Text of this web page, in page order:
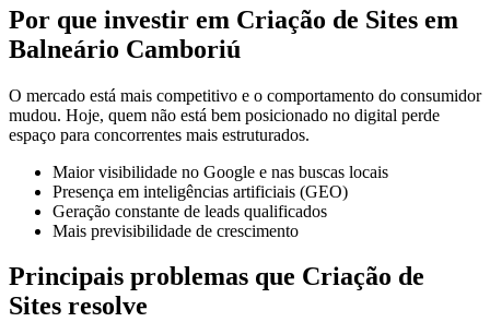
Por que investir em Criação de Sites em
Balneário Camboriú
O mercado está mais competitivo e o comportamento do consumidor
mudou. Hoje, quem não está bem posicionado no digital perde
espaço para concorrentes mais estruturados.
Maior visibilidade no Google e nas buscas locais
Presença em inteligências artificiais (GEO)
Geração constante de leads qualificados
Mais previsibilidade de crescimento
Principais problemas que Criação de
Sites resolve